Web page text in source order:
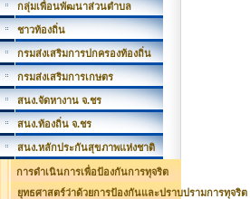
กลุ่มเพื่อนพัฒนาส่วนตำบล
ชาวท้องถิ่น
กรมส่งเสริมการปกครองท้องถิ่น
กรมส่งเสริมการเกษตร
สนง.จัดหางาน จ.ชร
สนง.ท้องถิ่น จ.ชร
สนง.หลักประกันสุขภาพแห่งชาติ
การดำเนินการเพื่อป้องกันการทุจริต
ยุทธศาสตร์ว่าด้วยการป้องกันและปราบปรามการทุจริต